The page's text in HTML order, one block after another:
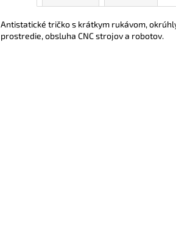
Antistatické tričko s krátkym rukávom,
prostredie, obsluha CNC strojov a robotov.